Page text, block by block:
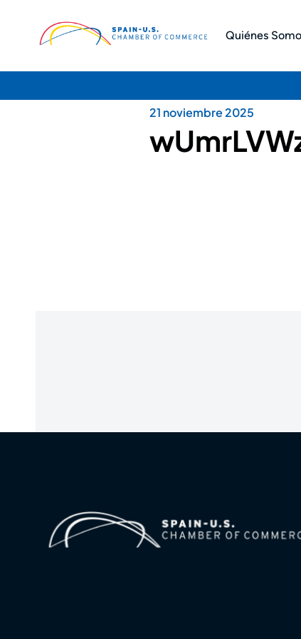
Quiénes
21 noviembre 2025